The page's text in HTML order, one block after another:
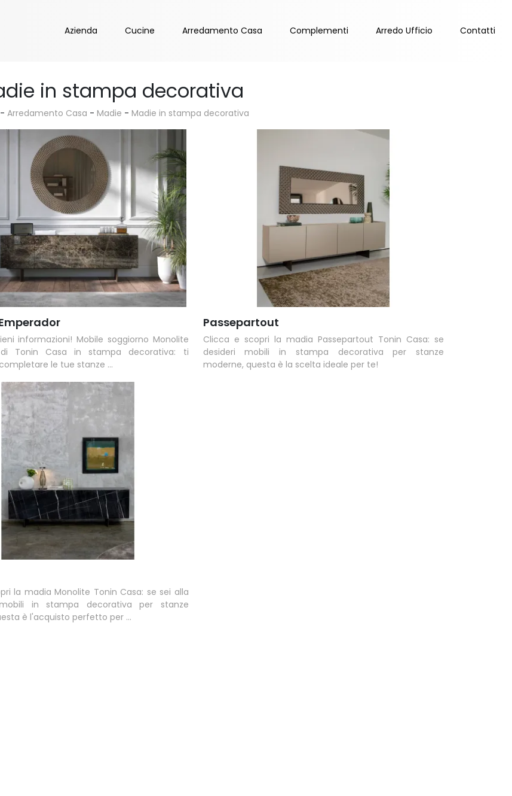
Azienda Cucine Arredamento Casa Complementi Arredo Ufficio Contatti
in stampa decorativa
- Arredamento Casa - Madie - Madie in stampa decorativa
informazioni! Mobile soggiorno Monolite
di Tonin Casa in stampa decorativa: ti
le tue stanze ...
Passepartout
Clicca e scopri la madia Passepartout Tonin Casa: se
desideri mobili in stampa decorativa per stanze
moderne, questa è la scelta ideale per te!
la madia Monolite Tonin Casa: se sei alla
in stampa decorativa per stanze
è l'acquisto perfetto per ...